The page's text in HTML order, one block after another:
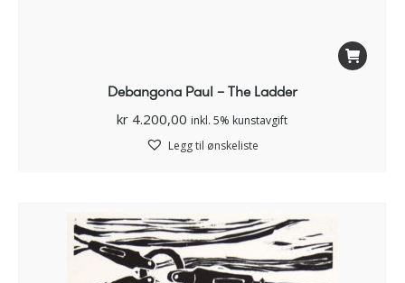
Debangona Paul – The Ladder
kr 4.200,00 inkl. 5% kunstavgift
Legg til ønskeliste